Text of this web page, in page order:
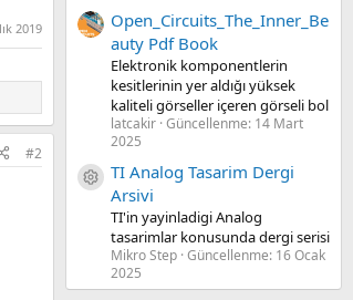
2019
#2
Open_Circuits_The_Inner_Be
auty Pdf Book
Elektronik komponentlerin
kesitlerinin yer aldığı yüksek
kaliteli görseller içeren görseli bol
latcakir Güncellenme: 14 Mart
2025
Kaynak ikon/amblem
TI Analog Tasarim Dergi
Arsivi
TI'in yayinladigi Analog
tasarimlar konusunda dergi serisi
Mikro Step Güncellenme: 16 Ocak
2025